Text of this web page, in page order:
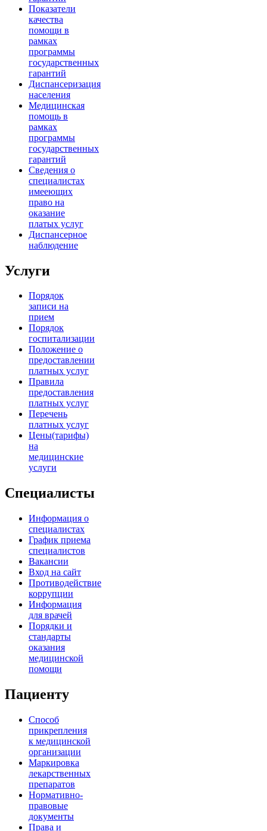
Показатели
качества
помощи в
рамках
программы
государственных
гарантий
Диспансеризация
населения
Медицинская
помощь в
рамках
программы
государственных
гарантий
Сведения о
специалистах
имееющих
право на
оказание
платых услуг
Диспансерное
наблюдение
Услуги
Порядок
записи на
прием
Порядок
госпитализации
Положение о
предоставлении
платных услуг
Правила
предоставления
платных услуг
Перечень
платных услуг
Цены(тарифы)
на
медицинские
услуги
Специалисты
Информация о
специалистах
График приема
специалистов
Вакансии
Вход на сайт
Противодействие
коррупции
Информация
для врачей
Порядки и
стандарты
оказания
медицинской
помощи
Пациенту
Способ
прикрепления
к медицинской
организации
Маркировка
лекарственных
препаратов
Нормативно-
правовые
документы
Права и